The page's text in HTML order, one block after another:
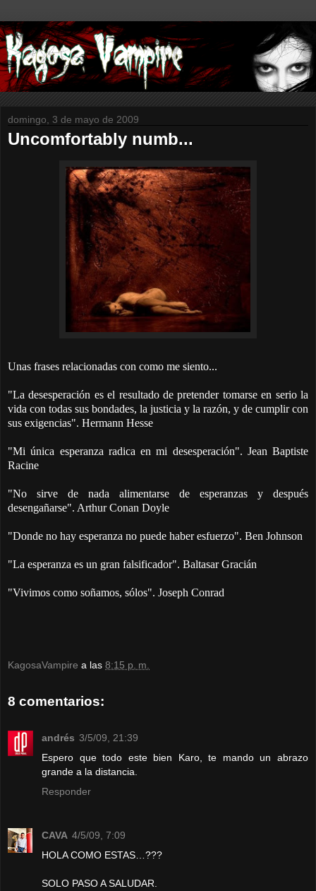
domingo, 3 de mayo de 2009
Uncomfortably numb...
Unas frases relacionadas con como me siento...
"La desesperación es el resultado de pretender tomarse en serio la
vida con todas sus bondades, la justicia y la razón, y de cumplir con
sus exigencias". Hermann Hesse
"Mi única esperanza radica en mi desesperación". Jean Baptiste
Racine
"No sirve de nada alimentarse de esperanzas y después
desengañarse". Arthur Conan Doyle
"Donde no hay esperanza no puede haber esfuerzo". Ben Johnson
"La esperanza es un gran falsificador". Baltasar Gracián
"Vivimos como soñamos, sólos". Joseph Conrad
KagosaVampire a las 8:15 p. m.
8 comentarios:
andrés 3/5/09, 21:39
Espero que todo este bien Karo, te mando un abrazo
grande a la distancia.
Responder
CAVA 4/5/09, 7:09
HOLA COMO ESTAS…???
SOLO PASO A SALUDAR.